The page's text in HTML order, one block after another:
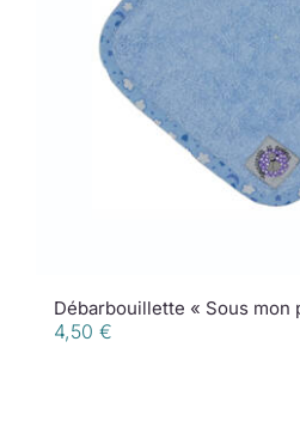
Débarbouillette « Sous mon
4,50 €